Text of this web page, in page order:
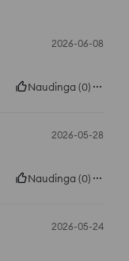
2026-06-08
Naudinga (0)
2026-05-28
Naudinga (0)
2026-05-24